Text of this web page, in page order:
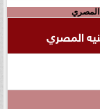
المصري
المصري